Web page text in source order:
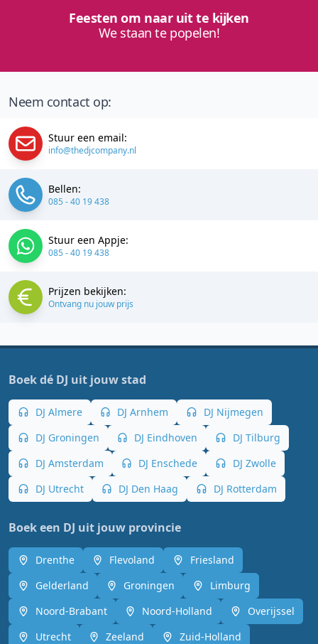
Feesten om naar uit te kijken
We staan te popelen!
Neem contact op:
Stuur een email:
info@thedjcompany.nl
Bellen:
085 - 40 19 438
Stuur een Appje:
085 - 40 19 438
Prijzen bekijken:
Ontvang nu jouw prijs
Boek dé DJ uit jouw stad
DJ Almere DJ Arnhem
DJ Nijmegen
DJ Groningen
DJ Eindhoven
DJ Tilburg
DJ Amsterdam
DJ Enschede
DJ Zwolle
DJ Utrecht
DJ Den Haag DJ Rotterdam
Boek een DJ uit jouw provincie
Drenthe Flevoland
Friesland
Gelderland
Groningen
Limburg
Noord-Brabant
Noord-Holland
Overijssel
Utrecht
Zeeland Zuid-Holland